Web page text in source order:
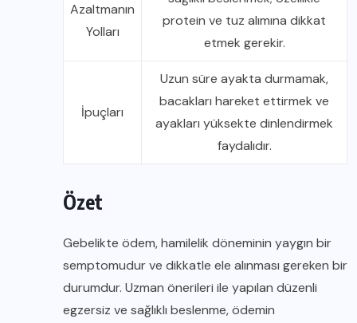
Azaltmanın
Yolları
protein ve tuz alımına dikkat
etmek gerekir.
İpuçları
Uzun süre ayakta durmamak,
bacakları hareket ettirmek ve
ayakları yüksekte dinlendirmek
faydalıdır.
Özet
Gebelikte ödem, hamilelik döneminin yaygın bir
semptomudur ve dikkatle ele alınması gereken bir
durumdur. Uzman önerileri ile yapılan düzenli
egzersiz ve sağlıklı beslenme, ödemin